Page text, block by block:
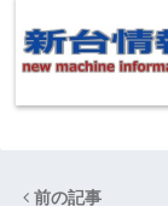
前の記事